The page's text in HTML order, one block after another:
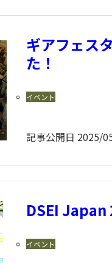
ギアフェス
た！
イベント
記事公開日 2025/
DSEI Japan
イベント